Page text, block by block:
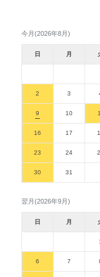
今月(2026年8月)
日 月
2 3
9 10
16 17
23 24
30 31
翌月(2026年9月)
日 月
6 7